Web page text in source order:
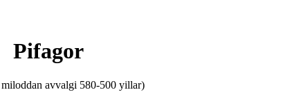
Pifagor
avvalgi 580-500 yillar)